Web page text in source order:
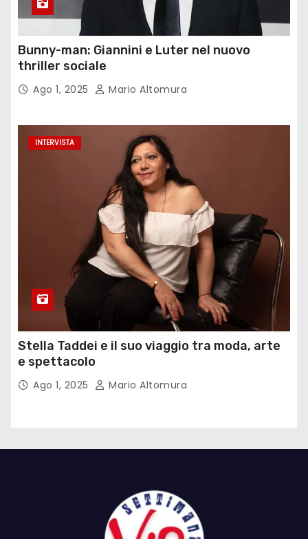
Bunny-man: Giannini e Luter nel nuovo
thriller sociale
Ago 1, 2025 Mario Altomura
INTERVISTA
Stella Taddei e il suo viaggio tra moda, arte
e spettacolo
Ago 1, 2025 Mario Altomura